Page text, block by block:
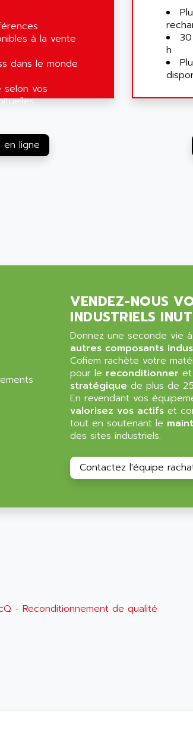
à la vente
dans le monde
selon vos
en ligne
h
VENDEZ-NOUS
INDUSTRIELS
Donnez une seconde vie
autres composants
Cofiem rachète votre
pour le reconditionner
stratégique de plus de
En revendant vos
valorisez vos actifs et
tout en soutenant le
des sites industriels.
Contactez l'équipe